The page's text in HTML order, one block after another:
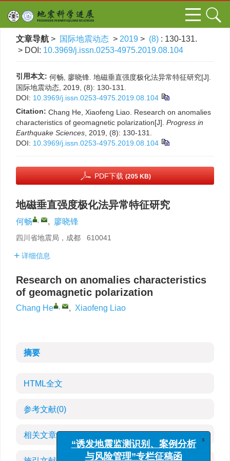
文章导航 > 国际地震动态 > 2019 > (8) : 130-131.
> DOI: 10.3969/j.issn.0253-4975.2019.08.104
引用本文: 何畅, 廖晓锋. 地磁垂直强度极化法异常特征研究[J].
国际地震动态, 2019, (8): 130-131.
DOI: 10.3969/j.issn.0253-4975.2019.08.104
Citation: Chang He, Xiaofeng Liao. Research on anomalies
characteristics of geomagnetic polarization[J]. Progress in
Earthquake Sciences , 2019, (8): 130-131.
DOI: 10.3969/j.issn.0253-4975.2019.08.104
PDF下载 (205 KB)
地磁垂直强度极化法异常特征研究
何畅 , , 廖晓锋
四川省地震局，成都 610041
详细信息
Research on anomalies characteristics
of geomagnetic polarization
Chang He , , Xiaofeng Liao
摘要
HTML全文
参考文献(0)
相关文章
“诱发地震监测识别、案例分析
与风险管理”专栏征稿函